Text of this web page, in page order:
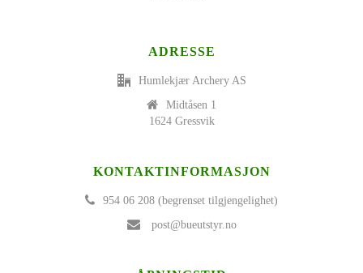
ADRESSE
Humlekjær Archery AS
Midtåsen 1
1624 Gressvik
KONTAKTINFORMASJON
954 06 208 (begrenset tilgjengelighet)
post@bueutstyr.no